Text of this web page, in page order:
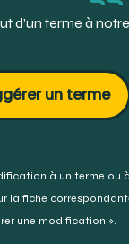
Québec.
d’un terme à
un terme
à un terme ou
la fiche
une modification ».